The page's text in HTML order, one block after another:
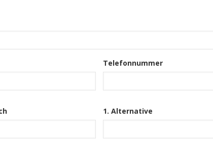
Telefonnummer
1. Alternative